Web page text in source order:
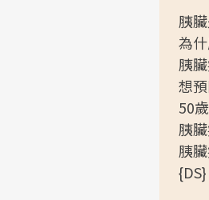
胰
為
胰
想
50
胰
胰
{DS}